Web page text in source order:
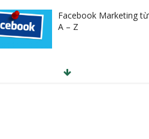
Facebook Marketing từ
A – Z